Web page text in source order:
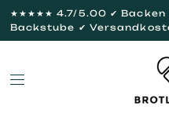
★★★★★ 4.7/5.00 ✔ Backen
Backstube ✔